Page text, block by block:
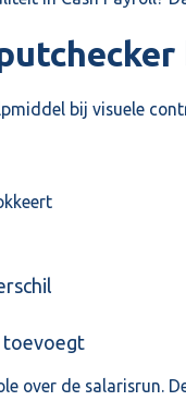
bij visuele
toevoegt
over de salarisrun.